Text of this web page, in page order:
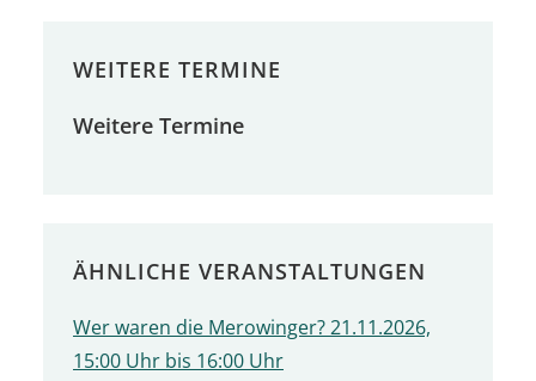
WEITERE TERMINE
Weitere Termine
ÄHNLICHE VERANSTALTUNGEN
Wer waren die Merowinger? 21.11.2026,
15:00 Uhr bis 16:00 Uhr